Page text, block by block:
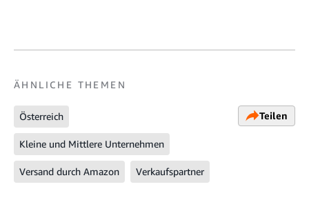
ÄHNLICHE THEMEN
Österreich
Kleine und Mittlere Unternehmen
Versand durch Amazon Verkaufspartner
Teilen